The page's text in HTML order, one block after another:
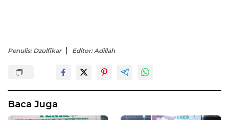
Penulis: Dzulfikar Editor: Adillah
Baca Juga